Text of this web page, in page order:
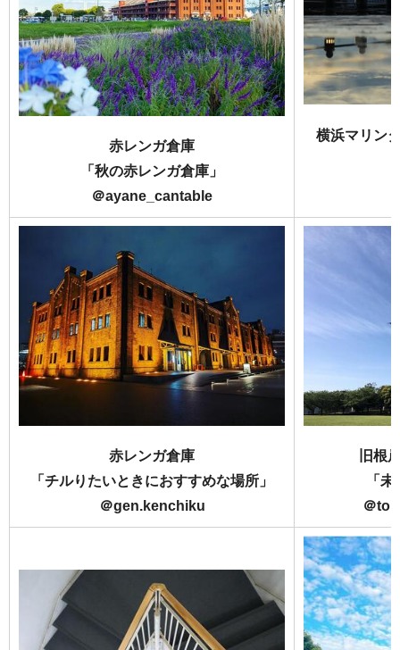
赤レンガ倉庫
「秋の赤レンガ倉庫」
＠ayane_cantable
横浜マリン
赤レンガ倉庫
「チルりたいときにおすすめな場所」
＠gen.kenchiku
旧根
「
＠